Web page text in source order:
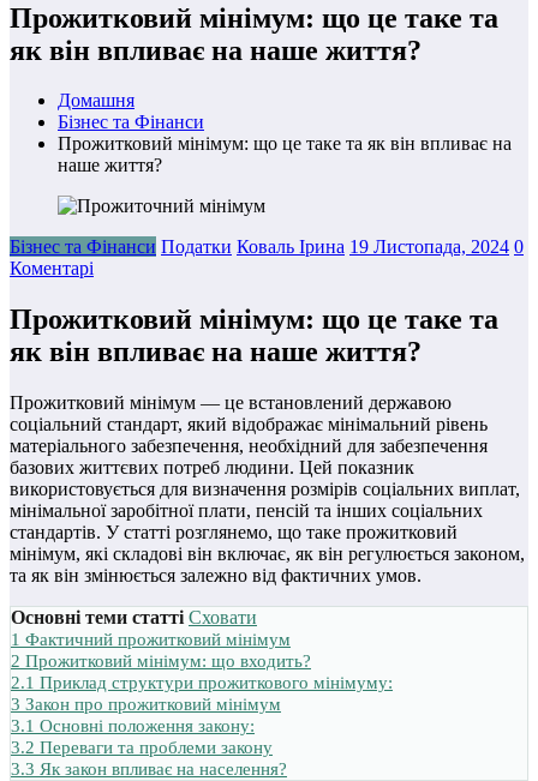
Прожитковий мінімум: що це таке та
як він впливає на наше життя?
Домашня
Бізнес та Фінанси
Прожитковий мінімум: що це таке та як він впливає на
наше життя?
Бізнес та Фінанси Податки Коваль Ірина 19 Листопада, 2024 0
Коментарі
Прожитковий мінімум: що це таке та
як він впливає на наше життя?
Прожитковий мінімум — це встановлений державою
соціальний стандарт, який відображає мінімальний рівень
матеріального забезпечення, необхідний для забезпечення
базових життєвих потреб людини. Цей показник
використовується для визначення розмірів соціальних виплат,
мінімальної заробітної плати, пенсій та інших соціальних
стандартів. У статті розглянемо, що таке прожитковий
мінімум, які складові він включає, як він регулюється законом,
та як він змінюється залежно від фактичних умов.
Основні теми статті Сховати
1 Фактичний прожитковий мінімум
2 Прожитковий мінімум: що входить?
2.1 Приклад структури прожиткового мінімуму:
3 Закон про прожитковий мінімум
3.1 Основні положення закону:
3.2 Переваги та проблеми закону
3.3 Як закон впливає на населення?